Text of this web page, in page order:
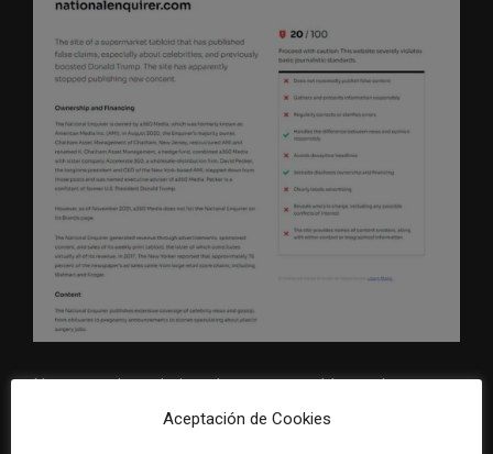
Newsguard puede instalarse como addon en los
En el navegador Edge es gratuito
Aceptación de Cookies